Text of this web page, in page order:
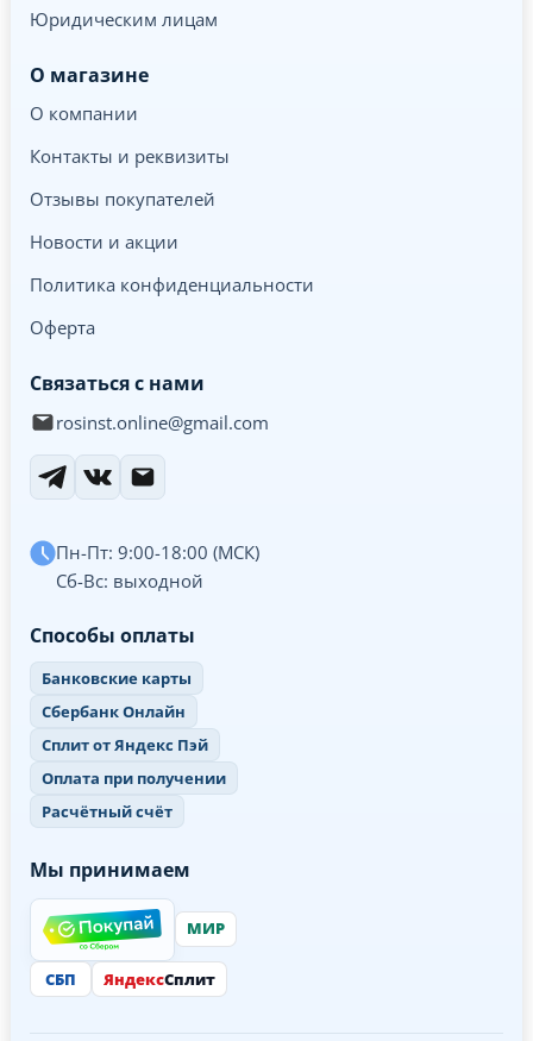
Юридическим лицам
О магазине
О компании
Контакты и реквизиты
Отзывы покупателей
Новости и акции
Политика конфиденциальности
Оферта
Связаться с нами
rosinst.online@gmail.com
Пн-Пт: 9:00-18:00 (МСК)
Сб-Вс: выходной
Способы оплаты
Банковские карты
Сбербанк Онлайн
Сплит от Яндекс Пэй
Оплата при получении
Расчётный счёт
Мы принимаем
МИР
СБП ЯндексСплит